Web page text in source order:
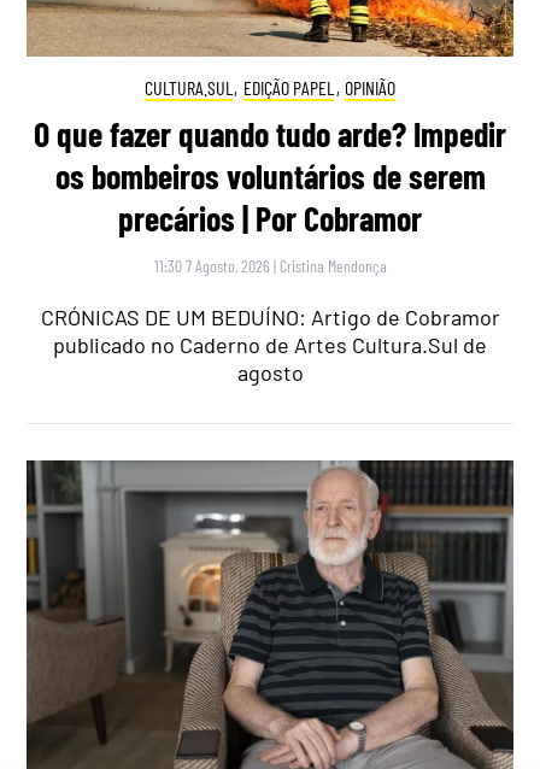
CULTURA.SUL , EDIÇÃO PAPEL , OPINIÃO
O que fazer quando tudo arde? Impedir
os bombeiros voluntários de serem
precários | Por Cobramor
11:30 7 Agosto, 2026 | Cristina Mendonça
CRÓNICAS DE UM BEDUÍNO: Artigo de Cobramor
publicado no Caderno de Artes Cultura.Sul de
agosto